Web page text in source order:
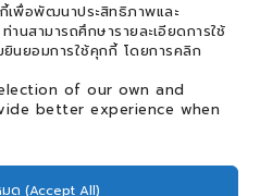
เพื่อพัฒนาประสิทธิภาพและ
นสามารถศึกษารายละเอียดการใช้
นยอมการใช้คุกกี้ โดยการคลิก
of our own and
better experience when
ด (Accept All)
09 5476 5868